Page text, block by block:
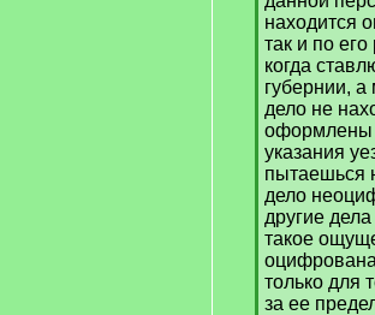
находится
так и по
когда
губернии, а
дело не
оформлены
указания
пытаешься
дело
другие
такое
только для
за ее